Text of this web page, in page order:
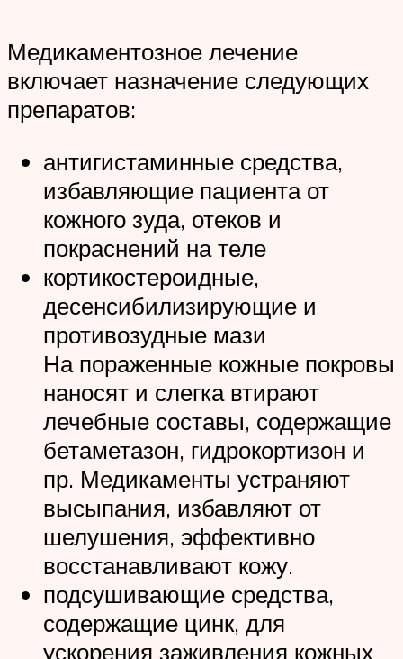
Медикаментозное лечение
включает назначение следующих
препаратов:
антигистаминные средства,
избавляющие пациента от
кожного зуда, отеков и
покраснений на теле
кортикостероидные,
десенсибилизирующие и
противозудные мази
На пораженные кожные покровы
наносят и слегка втирают
лечебные составы, содержащие
бетаметазон, гидрокортизон и
пр. Медикаменты устраняют
высыпания, избавляют от
шелушения, эффективно
восстанавливают кожу.
подсушивающие средства,
содержащие цинк, для
ускорения заживления кожных